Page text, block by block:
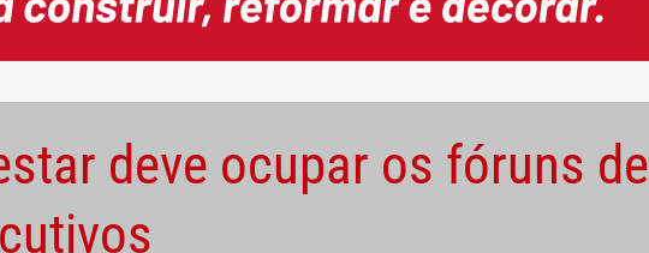
deve ocupar os fóruns de